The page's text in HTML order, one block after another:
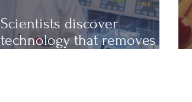
Scientists discover
technology that removes